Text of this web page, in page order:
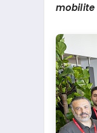
mobilite